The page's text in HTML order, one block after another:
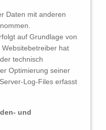
Daten mit anderen
auf Grundlage von
Websitebetreiber hat
technisch
Optimierung seiner
Log-Files erfasst
und